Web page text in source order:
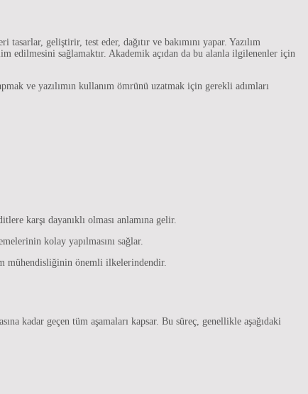
geliştirir, test eder, dağıtır ve bakımını yapar. Yazılım
edilmesini sağlamaktır. Akademik açıdan da bu alanla ilgilenenler için
ve yazılımın kullanım ömrünü uzatmak için gerekli adımları
karşı dayanıklı olması anlamına gelir.
kolay yapılmasını sağlar.
mühendisliğinin önemli ilkelerindendir.
kadar geçen tüm aşamaları kapsar. Bu süreç, genellikle aşağıdaki